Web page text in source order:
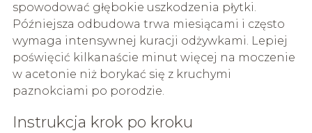
spowodować głębokie uszkodzenia płytki.
Późniejsza odbudowa trwa miesiącami i często
wymaga intensywnej kuracji odżywkami. Lepiej
poświęcić kilkanaście minut więcej na moczenie
w acetonie niż borykać się z kruchymi
paznokciami po porodzie.
Instrukcja krok po kroku